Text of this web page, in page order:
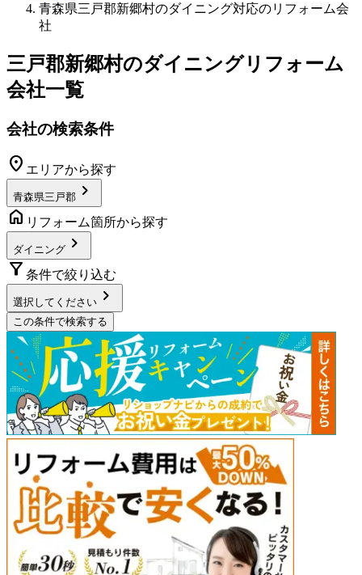
青森県三戸郡新郷村のダイニング対応のリフォーム会
社
三戸郡新郷村のダイニングリフォーム
会社一覧
会社の検索条件
location_on エリアから探す
青森県三戸郡 chevron_right
home リフォーム箇所から探す
ダイニング chevron_right
filter_alt 条件で絞り込む
選択してください chevron_right
この条件で検索する